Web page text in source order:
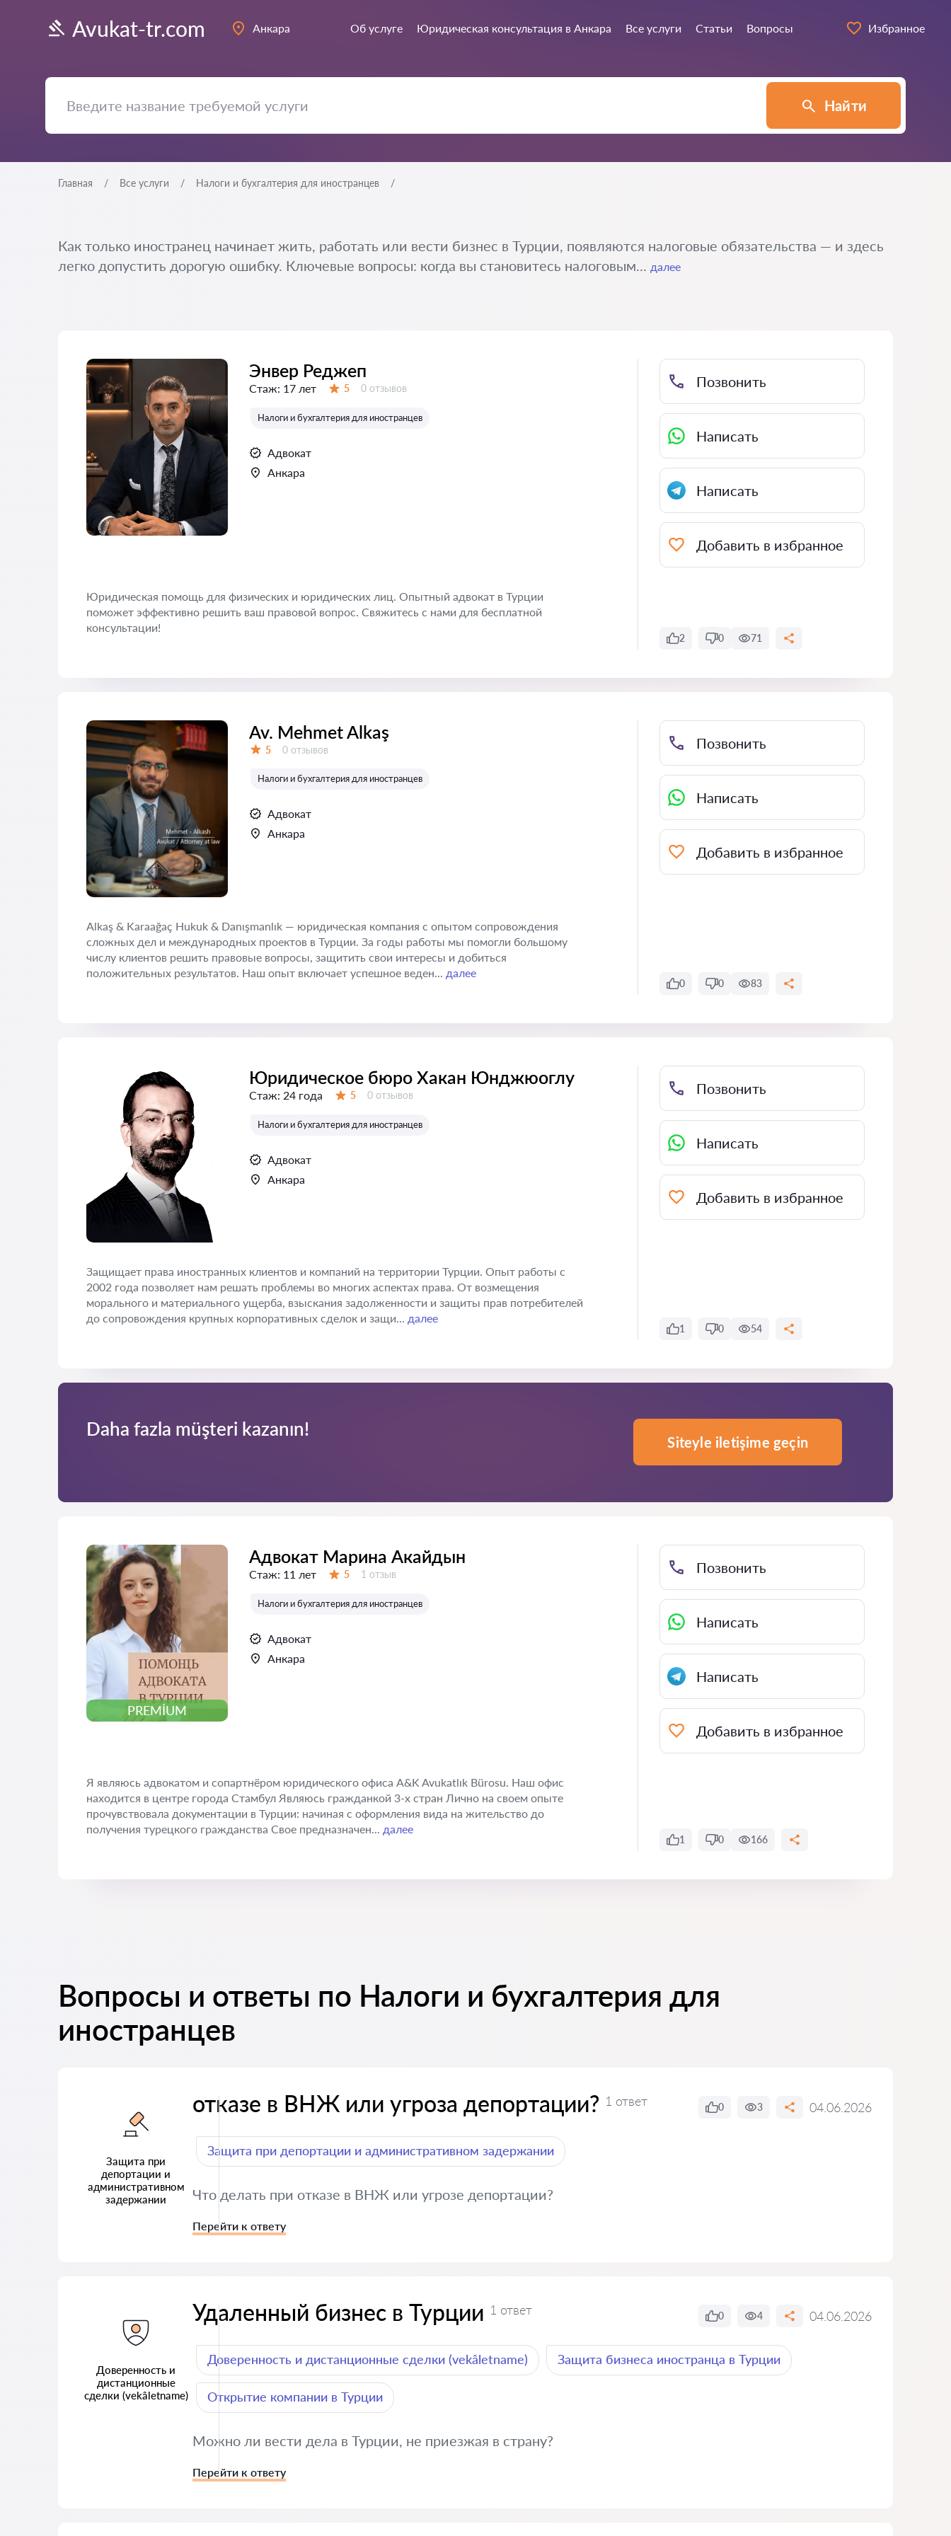
Avukat-tr.com Анкара Об услуге Юридическая консультация в Анкара Все услуги Статьи Вопросы Избранное
Найти
Главная Все услуги Налоги и бухгалтерия для иностранцев
Как только иностранец начинает жить, работать или вести бизнес в Турции, появляются налоговые обязательства — и здесь
легко допустить дорогую ошибку. Ключевые вопросы: когда вы становитесь налоговым... далее
Энвер Реджеп
Стаж: 17 лет 5 Отзывов:
0 отзывов
Налоги и бухгалтерия для иностранцев
Адвокат
Анкара
Юридическая помощь для физических и юридических лиц. Опытный адвокат в Турции
поможет эффективно решить ваш правовой вопрос. Свяжитесь с нами для бесплатной
консультации!
Позвонить
Написать
Написать
Добавить в избранное
2 0 71
Av. Mehmet Alkaş
5 Отзывов:
0 отзывов
Налоги и бухгалтерия для иностранцев
Адвокат
Анкара
Alkaş & Karaağaç Hukuk & Danışmanlık — юридическая компания с опытом сопровождения
сложных дел и международных проектов в Турции. За годы работы мы помогли большому
числу клиентов решить правовые вопросы, защитить свои интересы и добиться
положительных результатов. Наш опыт включает успешное веден... далее
Позвонить
Написать
Добавить в избранное
0 0 83
Юридическое бюро Хакан Юнджюоглу
Стаж: 24 года 5 Отзывов:
0 отзывов
Налоги и бухгалтерия для иностранцев
Адвокат
Анкара
Защищает права иностранных клиентов и компаний на территории Турции. Опыт работы с
2002 года позволяет нам решать проблемы во многих аспектах права. От возмещения
морального и материального ущерба, взыскания задолженности и защиты прав потребителей
до сопровождения крупных корпоративных сделок и защи... далее
Позвонить
Написать
Добавить в избранное
1 0 54
Daha fazla müşteri kazanın!
Siteyle iletişime geçin
PREMIUM
Адвокат Марина Акайдын
Стаж: 11 лет 5 Отзывов:
1 отзыв
Налоги и бухгалтерия для иностранцев
Адвокат
Анкара
Я являюсь адвокатом и сопартнёром юридического офиса A&K Avukatlık Bürosu. Наш офис
находится в центре города Стамбул Являюсь гражданкой 3-х стран Лично на своем опыте
прочувствовала документации в Турции: начиная с оформления вида на жительство до
получения турецкого гражданства Свое предназначен... далее
Позвонить
Написать
Написать
Добавить в избранное
1 0 166
Вопросы и ответы по Налоги и бухгалтерия для
иностранцев
Защита при
депортации и
административном
задержании
отказе в ВНЖ или угроза депортации? 1 ответ 0 3 04.06.2026
Защита при депортации и административном задержании
Что делать при отказе в ВНЖ или угрозе депортации?
Перейти к ответу
Доверенность и
дистанционные
сделки (vekâletname)
Удаленный бизнес в Турции 1 ответ 0 4 04.06.2026
Доверенность и дистанционные сделки (vekâletname) Защита бизнеса иностранца в Турции
Открытие компании в Турции
Можно ли вести дела в Турции, не приезжая в страну?
Перейти к ответу